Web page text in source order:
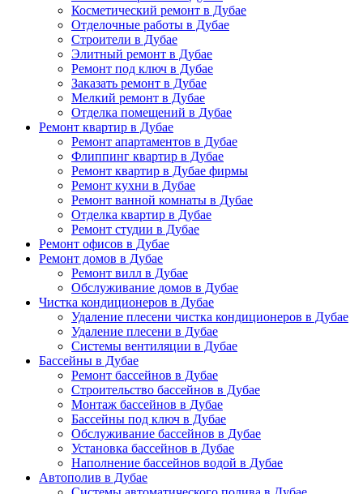
Косметический ремонт в Дубае
Отделочные работы в Дубае
Строители в Дубае
Элитный ремонт в Дубае
Ремонт под ключ в Дубае
Заказать ремонт в Дубае
Мелкий ремонт в Дубае
Отделка помещений в Дубае
Ремонт квартир в Дубае
Ремонт апартаментов в Дубае
Флиппинг квартир в Дубае
Ремонт квартир в Дубае фирмы
Ремонт кухни в Дубае
Ремонт ванной комнаты в Дубае
Отделка квартир в Дубае
Ремонт студии в Дубае
Ремонт офисов в Дубае
Ремонт домов в Дубае
Ремонт вилл в Дубае
Обслуживание домов в Дубае
Чистка кондиционеров в Дубае
Удаление плесени чистка кондиционеров в Дубае
Удаление плесени в Дубае
Системы вентиляции в Дубае
Бассейны в Дубае
Ремонт бассейнов в Дубае
Строительство бассейнов в Дубае
Монтаж бассейнов в Дубае
Бассейны под ключ в Дубае
Обслуживание бассейнов в Дубае
Установка бассейнов в Дубае
Наполнение бассейнов водой в Дубае
Автополив в Дубае